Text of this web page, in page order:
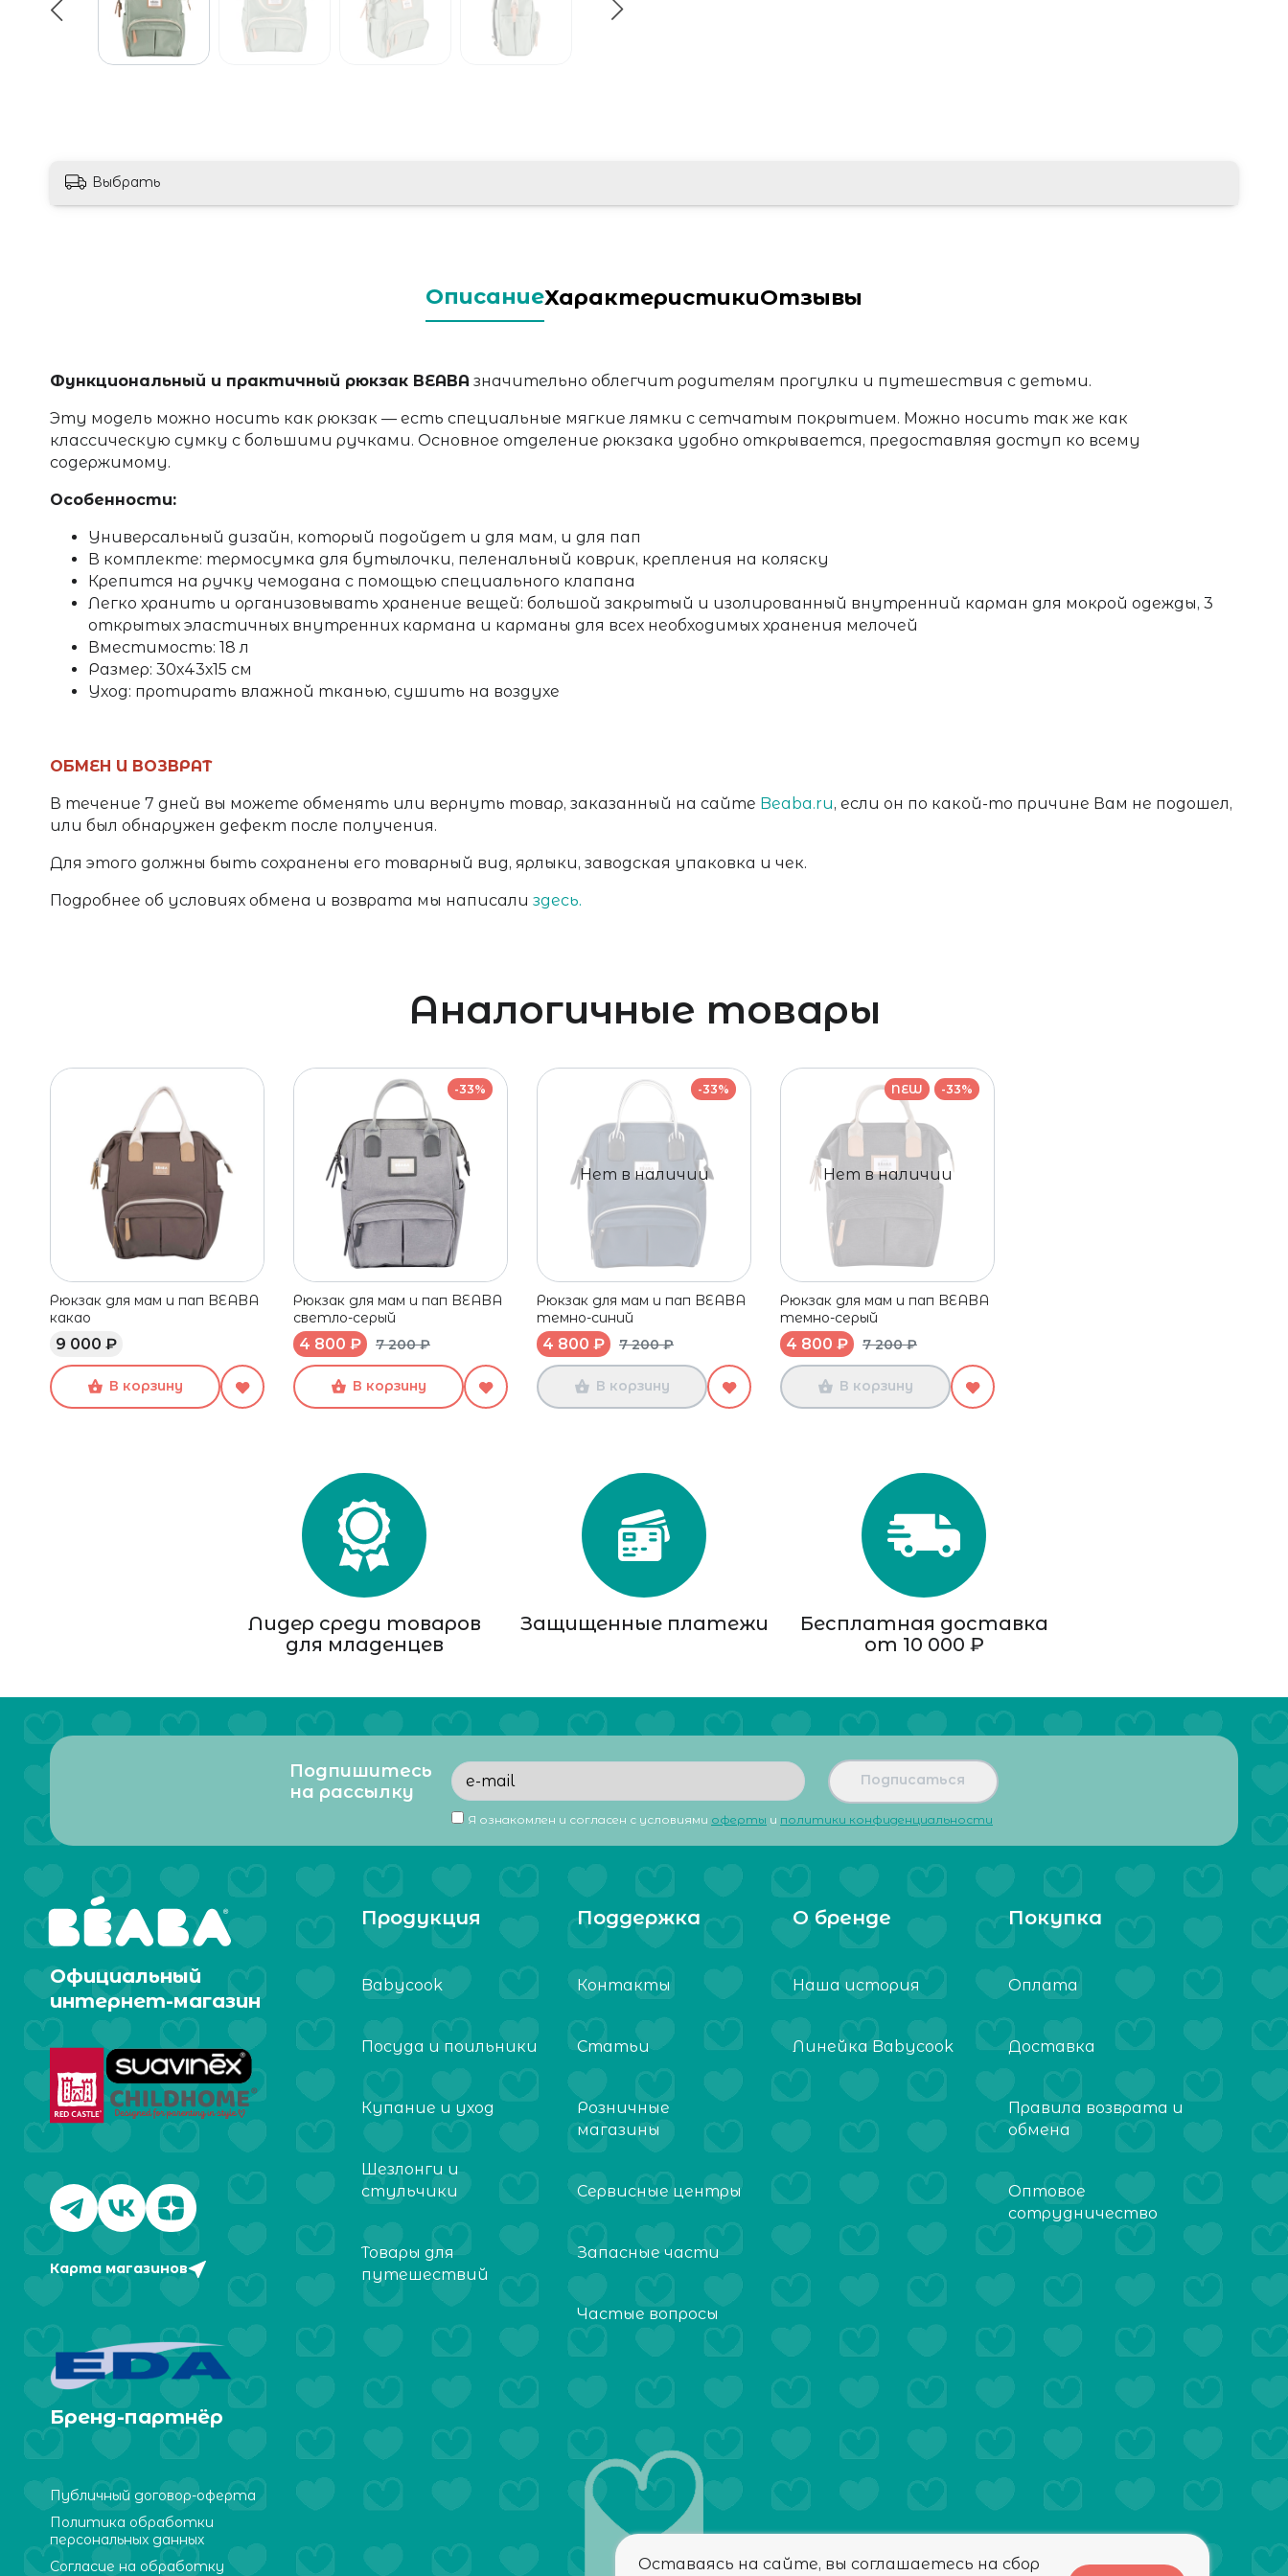
Выбрать
ОписаниеХарактеристикиОтзывы
Функциональный и практичный рюкзак BEABA значительно облегчит родителям прогулки и путешествия с детьми.
Эту модель можно носить как рюкзак — есть специальные мягкие лямки с сетчатым покрытием. Можно носить так же как
классическую сумку с большими ручками. Основное отделение рюкзака удобно открывается, предоставляя доступ ко всему
содержимому.
Особенности:
Универсальный дизайн, который подойдет и для мам, и для пап
В комплекте: термосумка для бутылочки, пеленальный коврик, крепления на коляску
Крепится на ручку чемодана с помощью специального клапана
Легко хранить и организовывать хранение вещей: большой закрытый и изолированный внутренний карман для мокрой одежды, 3
открытых эластичных внутренних кармана и карманы для всех необходимых хранения мелочей
Вместимость: 18 л
Размер: 30х43х15 см
Уход: протирать влажной тканью, сушить на воздухе
ОБМЕН И ВОЗВРАТ
В течение 7 дней вы можете обменять или вернуть товар, заказанный на сайте Beaba.ru, если он по какой-то причине Вам не подошел,
или был обнаружен дефект после получения.
Для этого должны быть сохранены его товарный вид, ярлыки, заводская упаковка и чек.
Подробнее об условиях обмена и возврата мы написали здесь.
Аналогичные товары
Рюкзак для мам и пап BEABA
какао
9 000 ₽
В корзину
-33%
Рюкзак для мам и пап BEABA
светло-серый
4 800 ₽ 7 200 ₽
В корзину
Нет в наличии
-33%
Рюкзак для мам и пап BEABA
темно-синий
4 800 ₽ 7 200 ₽
В корзину
Нет в наличии
NEW -33%
Рюкзак для мам и пап BEABA
темно-серый
4 800 ₽ 7 200 ₽
В корзину
Лидер среди товаров
для младенцев
Защищенные платежи
Бесплатная доставка
от 10 000 ₽
Подпишитесь
на рассылку
Я ознакомлен и согласен с условиями оферты и политики конфиденциальности
Подписаться
Официальный
интернет-магазин
Карта магазинов
Бренд-партнёр
Публичный договор-оферта
Политика обработки
персональных данных
Согласие на обработку
Продукция
Babycook
Посуда и поильники
Купание и уход
Шезлонги и
стульчики
Товары для
путешествий
Поддержка
Контакты
Статьи
Розничные
магазины
Сервисные центры
Запасные части
Частые вопросы
О бренде
Наша история
Линейка Babycook
Покупка
Оплата
Доставка
Правила возврата и
обмена
Оптовое
сотрудничество
Оставаясь на сайте, вы соглашаетесь на сбор